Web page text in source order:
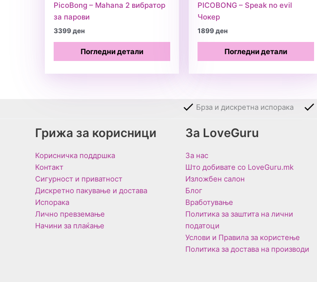
PicoBong – Mahana 2 вибратор
за парови
3399ден
Погледни детали
PICOBONG – Speak no evil
Чокер
1899ден
Погледни детали
Брза и дискретна испорака
Грижа за корисници
Корисничка поддршка
Контакт
Сигурност и приватност
Дискретно пакување и достава
Испорака
Лично превземање
Начини за плаќање
За LoveGuru
За нас
Што добивате со LoveGuru.mk
Изложбен салон
Блог
Вработување
Политика за заштита на лични
податоци
Услови и Правила за користење
Политика за достава на производи